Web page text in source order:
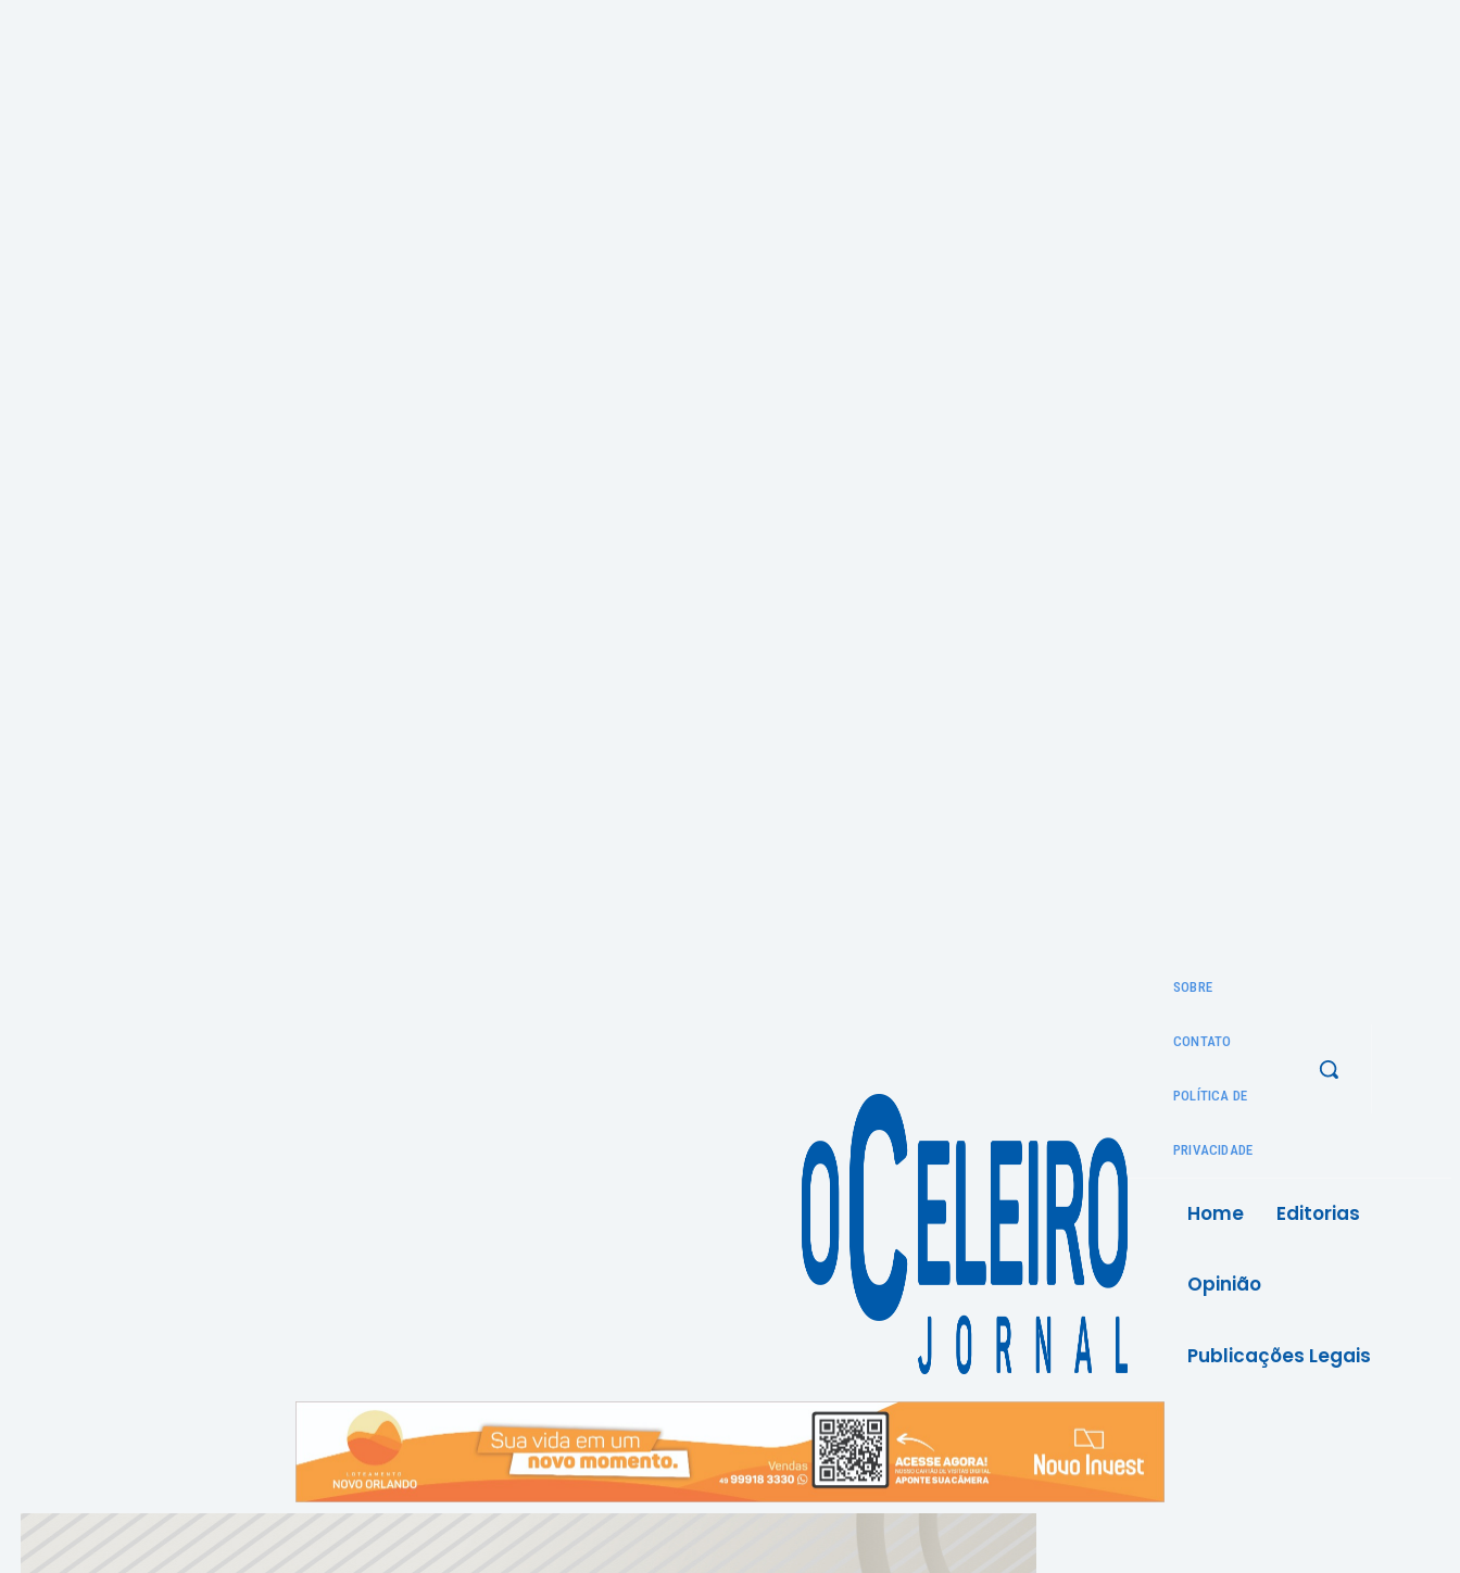
SOBRE
CONTATO
POLÍTICA DE
PRIVACIDADE
Home Editorias
Opinião
Publicações Legais